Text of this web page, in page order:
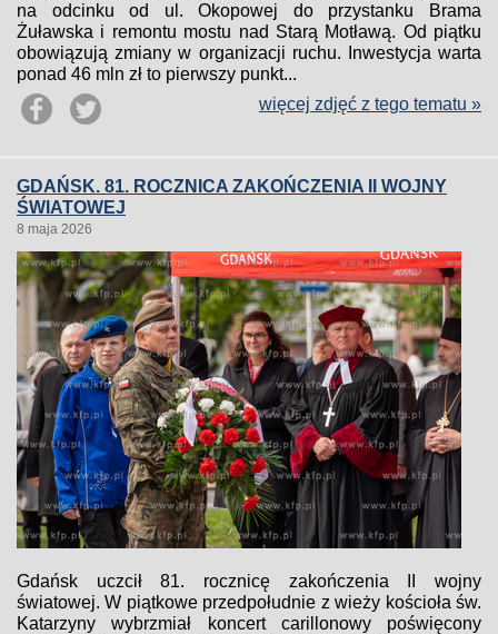
na odcinku od ul. Okopowej do przystanku Brama
Żuławska i remontu mostu nad Starą Motławą. Od piątku
obowiązują zmiany w organizacji ruchu. Inwestycja warta
ponad 46 mln zł to pierwszy punkt...
więcej zdjęć z tego tematu »
GDAŃSK. 81. ROCZNICA ZAKOŃCZENIA II WOJNY
ŚWIATOWEJ
8 maja 2026
Gdańsk uczcił 81. rocznicę zakończenia II wojny
światowej. W piątkowe przedpołudnie z wieży kościoła św.
Katarzyny wybrzmiał koncert carillonowy poświęcony